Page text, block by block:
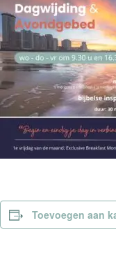
Toevoegen aan